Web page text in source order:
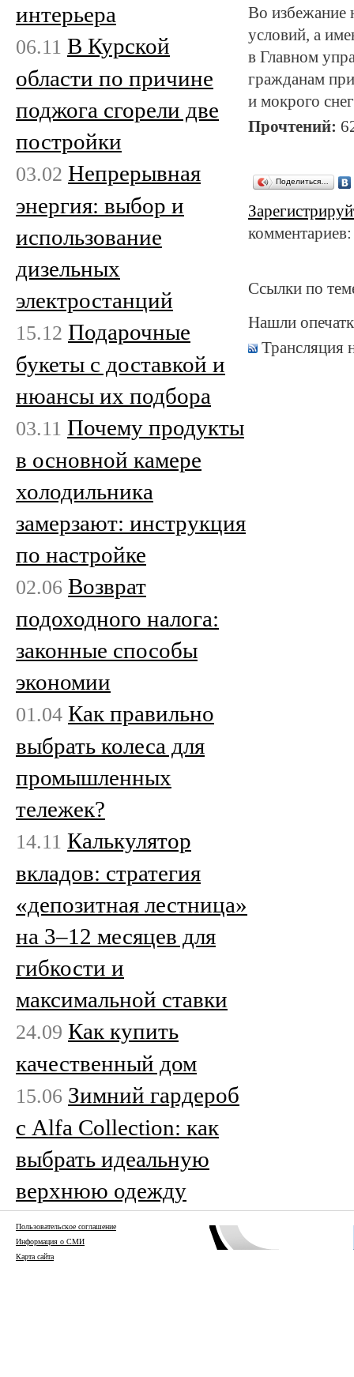
Во избежание
условий, а
в Главном
гражданам
и мокрого
Прочтений:
Поделиться…
Ссылки по
Нашли
Трансляция
интерьера
06.11 В Курской
области по причине
поджога сгорели две
постройки
03.02 Непрерывная
энергия: выбор и
использование
дизельных
электростанций
15.12 Подарочные
букеты с доставкой и
нюансы их подбора
03.11 Почему продукты
в основной камере
холодильника
замерзают: инструкция
по настройке
02.06 Возврат
подоходного налога:
законные способы
экономии
01.04 Как правильно
выбрать колеса для
промышленных
тележек?
14.11 Калькулятор
вкладов: стратегия
«депозитная лестница»
на 3–12 месяцев для
гибкости и
максимальной ставки
24.09 Как купить
качественный дом
15.06 Зимний гардероб
с Alfa Collection: как
выбрать идеальную
верхнюю одежду
Пользовательское соглашение
Информация о СМИ
Карта сайта